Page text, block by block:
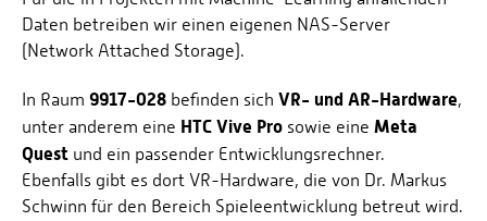
Daten betreiben wir einen eigenen NAS-Server
(Network Attached Storage).
In Raum 9917-028 befinden sich VR- und AR-Hardware,
unter anderem eine HTC Vive Pro sowie eine Meta
Quest und ein passender Entwicklungsrechner.
Ebenfalls gibt es dort VR-Hardware, die von Dr. Markus
Schwinn für den Bereich Spieleentwicklung betreut wird.